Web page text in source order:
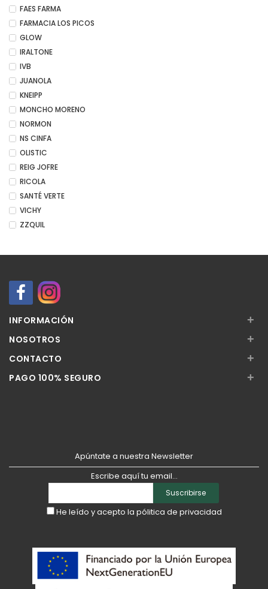
FAES FARMA
FARMACIA LOS PICOS
GLOW
IRALTONE
IVB
JUANOLA
KNEIPP
MONCHO MORENO
NORMON
NS CINFA
OLISTIC
REIG JOFRE
RICOLA
SANTÉ VERTE
VICHY
ZZQUIL
INFORMACIÓN +
NOSOTROS +
CONTACTO +
PAGO 100% SEGURO +
Apúntate a nuestra Newsletter
Escribe aquí tu email...
Suscribirse
He leído y acepto la pólitica de privacidad